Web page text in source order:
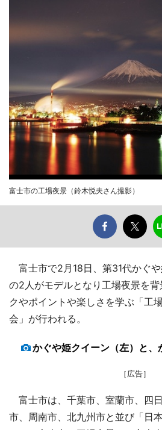
富士市の工場夜景（鈴木悦夫さん撮影）
富士市で2月18日、第31代かぐ
の2人がモデルとなり工場夜景を
クやポイントや楽しさを学ぶ「工
会」が行われる。
かぐや姫クイーン（左）と、
［広告］
富士市は、千葉市、室蘭市、四
市、周南市、北九州市と並び「日